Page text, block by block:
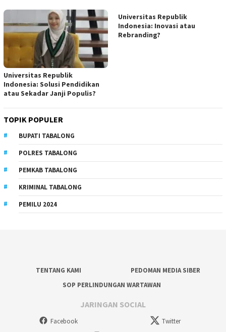
Universitas Republik
Indonesia: Solusi Pendidikan
atau Sekadar Janji Populis?
Universitas Republik
Indonesia: Inovasi atau
Rebranding?
TOPIK POPULER
BUPATI TABALONG
POLRES TABALONG
PEMKAB TABALONG
KRIMINAL TABALONG
PEMILU 2024
TENTANG KAMI
PEDOMAN MEDIA SIBER
SOP PERLINDUNGAN WARTAWAN
JARINGAN SOCIAL
Facebook
Twitter